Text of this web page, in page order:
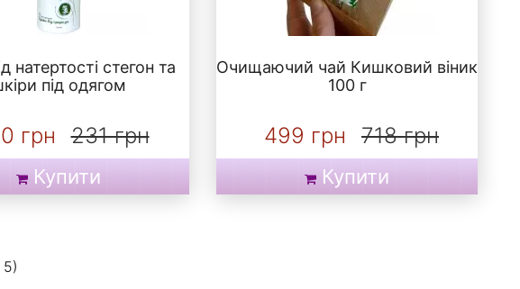
натертості стегон та
під одягом
грн 231 грн
Купити
Очищаючий чай Кишковий віник
100 г
499 грн 718 грн
Купити
5)